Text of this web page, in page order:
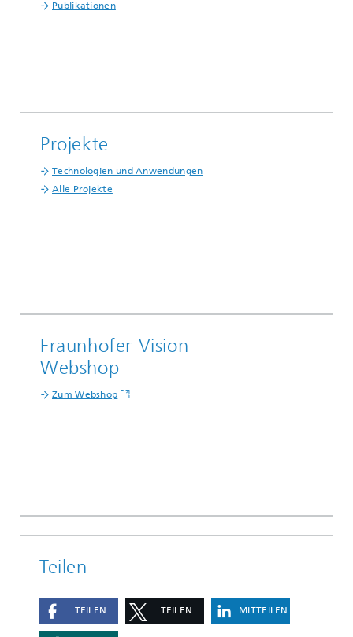
Publikationen
Projekte
Technologien und Anwendungen
Alle Projekte
Fraunhofer Vision
Webshop
Zum Webshop
Teilen
TEILEN TEILEN MITTEILEN